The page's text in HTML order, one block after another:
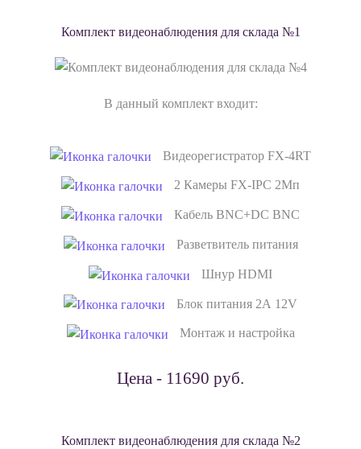
Комплект видеонаблюдения для склада №1
В данный комплект входит:
Видеорегистратор FX-4RT
2 Камеры FX-IPC 2Мп
Кабель BNC+DC BNC
Разветвитель питания
Шнур HDMI
Блок питания 2А 12V
Монтаж и настройка
Цена - 11690 руб.
Комплект видеонаблюдения для склада №2